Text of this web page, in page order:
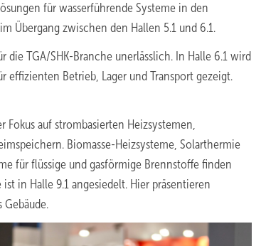
für wasserführende Systeme in den
Übergang zwischen den Hallen 5.1 und 6.1.
TGA/SHK-Branche unerlässlich. In Halle 6.1 wird
effizienten Betrieb, Lager und Transport gezeigt.
Fokus auf strombasierten Heizsystemen,
Biomasse-Heizsysteme, Solarthermie
für flüssige und gasförmige Brennstoffe finden
in Halle 9.1 angesiedelt. Hier präsentieren